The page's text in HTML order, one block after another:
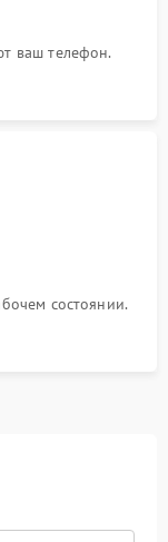
ваш телефон.
состоянии.